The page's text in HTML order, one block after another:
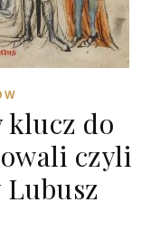
klucz do
czyli
Lubusz